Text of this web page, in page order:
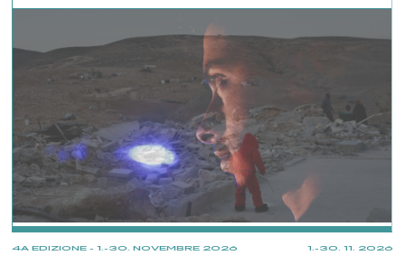
1.-30. 11. 2026
4A EDIZIONE - 1.-30. NOVEMBRE 2026